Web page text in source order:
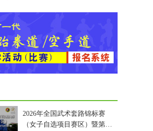
2026年全国武术套路锦标赛
（女子自选项目赛区）暨第二